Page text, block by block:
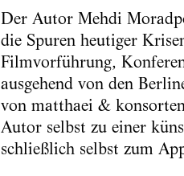
Der Autor Mehdi
die Spuren heutiger
Filmvorführung,
ausgehend von den
von matthaei &
Autor selbst zu einer
schließlich selbst zum